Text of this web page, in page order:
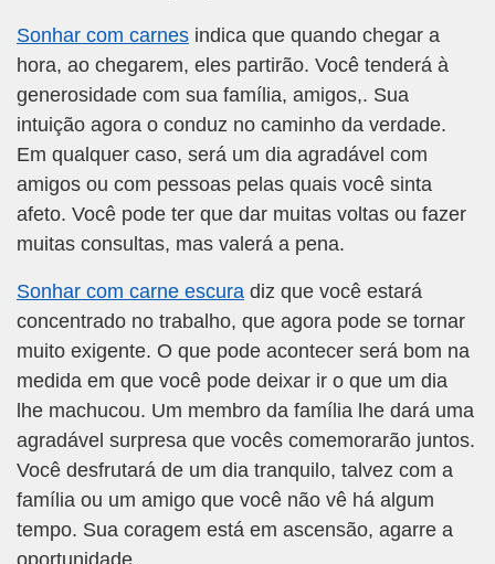
Sonhar com carnes indica que quando chegar a
hora, ao chegarem, eles partirão. Você tenderá à
generosidade com sua família, amigos,. Sua
intuição agora o conduz no caminho da verdade.
Em qualquer caso, será um dia agradável com
amigos ou com pessoas pelas quais você sinta
afeto. Você pode ter que dar muitas voltas ou fazer
muitas consultas, mas valerá a pena.
Sonhar com carne escura diz que você estará
concentrado no trabalho, que agora pode se tornar
muito exigente. O que pode acontecer será bom na
medida em que você pode deixar ir o que um dia
lhe machucou. Um membro da família lhe dará uma
agradável surpresa que vocês comemorarão juntos.
Você desfrutará de um dia tranquilo, talvez com a
família ou um amigo que você não vê há algum
tempo. Sua coragem está em ascensão, agarre a
oportunidade.